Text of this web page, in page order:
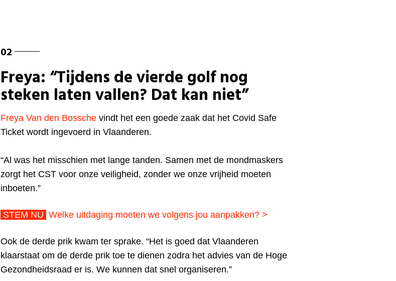
Freya: “Tijdens de vierde golf nog
steken laten vallen? Dat kan niet”
Freya Van den Bossche vindt het een goede zaak dat het Covid Safe
Ticket wordt ingevoerd in Vlaanderen.
“Al was het misschien met lange tanden. Samen met de mondmaskers
zorgt het CST voor onze veiligheid, zonder we onze vrijheid moeten
inboeten.”
STEM NU Welke uitdaging moeten we volgens jou aanpakken? >
Ook de derde prik kwam ter sprake. “Het is goed dat Vlaanderen
klaarstaat om de derde prik toe te dienen zodra het advies van de Hoge
Gezondheidsraad er is. We kunnen dat snel organiseren.”